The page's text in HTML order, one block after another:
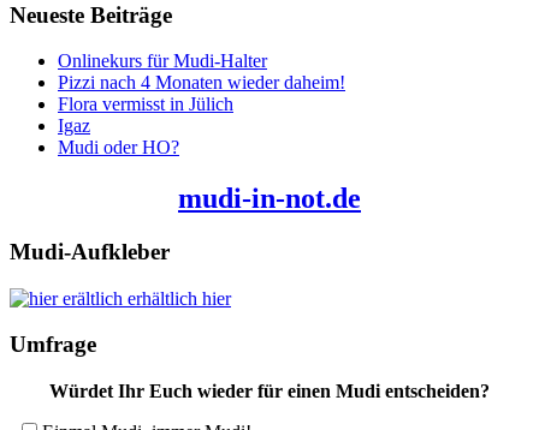
Neueste Beiträge
Onlinekurs für Mudi-Halter
Pizzi nach 4 Monaten wieder daheim!
Flora vermisst in Jülich
Igaz
Mudi oder HO?
mudi-in-not.de
Mudi-Aufkleber
erhältlich hier
Umfrage
Würdet Ihr Euch wieder für einen Mudi entscheiden?